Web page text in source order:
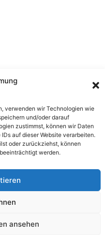
verwenden wir Technologien wie
und/oder darauf
zustimmst, können wir Daten
auf dieser Website verarbeiten.
oder zurückziehst, können
werden.
ansehen